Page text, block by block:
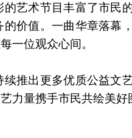
艺术节目丰富了市民
价值。一曲华章落幕
一位观众心间。
推出更多优质公益文
力量携手市民共绘美好